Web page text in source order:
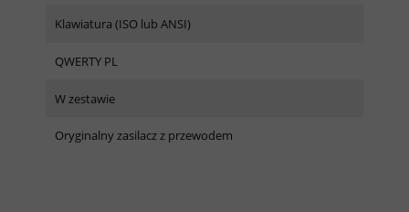
Klawiatura (ISO lub ANSI)
QWERTY PL
W zestawie
Oryginalny zasilacz z przewodem